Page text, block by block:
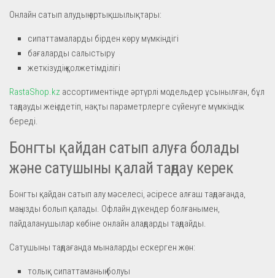
Онлайн сатып алудың артықшылықтары:
сипаттамаларды бірден көру мүмкіндігі
бағаларды салыстыру
жеткізудің қолжетімділігі
RastaShop.kz ассортиментінде әртүрлі модельдер ұсынылған, бұл
таңдауды жеңілдетіп, нақты параметрлерге сүйенуге мүмкіндік
береді.
Бонгты қайдан сатып алуға болады
және сатушыны қалай таңдау керек
Бонгты қайдан сатып алу мәселесі, әсіресе алғаш таңдағанда,
маңызды болып қалады. Офлайн дүкендер болғанымен,
пайдаланушылар көбіне онлайн алаңдарды таңдайды.
Сатушыны таңдағанда мыналарды ескерген жөн:
толық сипаттаманың болуы